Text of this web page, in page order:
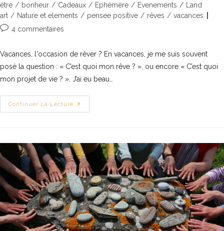
être / bonheur / Cadeaux / Ephémère / Evenements /
Land
art / Nature et elements / pensee positive / rêves / vacances
4 commentaires
Vacances, l'occasion de rêver ? En vacances, je me suis souvent
posé la question : « C’est quoi mon rêve ? », ou encore « C’est quoi
mon projet de vie ? ». J’ai eu beau…
Continuer La Lecture